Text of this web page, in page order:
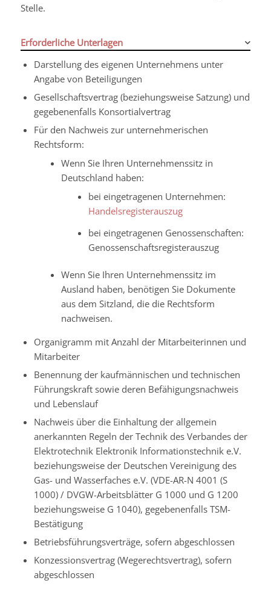
Stelle.
Erforderliche Unterlagen
Darstellung des eigenen Unternehmens unter
Angabe von Beteiligungen
Gesellschaftsvertrag (beziehungsweise Satzung) und
gegebenenfalls Konsortialvertrag
Für den Nachweis zur unternehmerischen
Rechtsform:
Wenn Sie Ihren Unternehmenssitz in
Deutschland haben:
bei eingetragenen Unternehmen:
Handelsregisterauszug
bei eingetragenen Genossenschaften:
Genossenschaftsregisterauszug
Wenn Sie Ihren Unternehmenssitz im
Ausland haben, benötigen Sie Dokumente
aus dem Sitzland, die die Rechtsform
nachweisen.
Organigramm mit Anzahl der Mitarbeiterinnen und
Mitarbeiter
Benennung der kaufmännischen und technischen
Führungskraft sowie deren Befähigungsnachweis
und Lebenslauf
Nachweis über die Einhaltung der allgemein
anerkannten Regeln der Technik des Verbandes der
Elektrotechnik Elektronik Informationstechnik e.V.
beziehungsweise der Deutschen Vereinigung des
Gas- und Wasserfaches e.V. (VDE-AR-N 4001 (S
1000) / DVGW-Arbeitsblätter G 1000 und G 1200
beziehungsweise G 1040), gegebenenfalls TSM-
Bestätigung
Betriebsführungsverträge, sofern abgeschlossen
Konzessionsvertrag (Wegerechtsvertrag), sofern
abgeschlossen